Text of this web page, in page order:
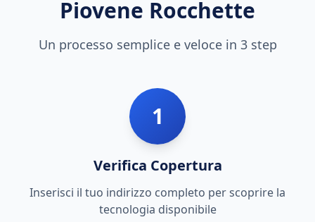
Piovene Rocchette
Un processo semplice e veloce in 3 step
1
Verifica Copertura
Inserisci il tuo indirizzo completo per scoprire la
tecnologia disponibile